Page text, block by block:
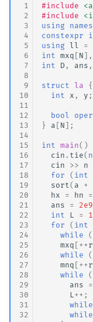
1
2
3
4
5
6
7
8
9
10
11
12
13
14
15
16
17
18
19
20
21
22
23
24
25
26
27
28
29
30
31
32
#include
#include
using
constexpr
using
ll =
int
mxq [ N ],
int
D , ans ,
struct la
{
int
x , y ;
bool
}
a [ N ];
int main()
cin . tie(
cin
>> n
for
( int
sort ( a +
hx
= hn =
ans
= 2e9
int
L = 1
for
( int
while
(
mxq [ ++
while
(
mnq [ ++
while
(
ans
=
L ++ ;
while
while